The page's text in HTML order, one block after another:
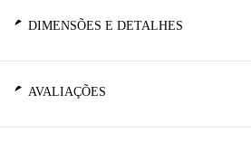
DIMENSÕES E DETALHES
AVALIAÇÕES